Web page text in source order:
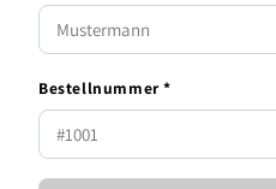
Bestellnummer *